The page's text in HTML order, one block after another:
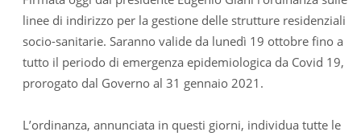
linee di indirizzo per la gestione delle strutture residenziali
socio-sanitarie. Saranno valide da lunedì 19 ottobre fino a
tutto il periodo di emergenza epidemiologica da Covid 19,
prorogato dal Governo al 31 gennaio 2021.
L’ordinanza, annunciata in questi giorni, individua tutte le